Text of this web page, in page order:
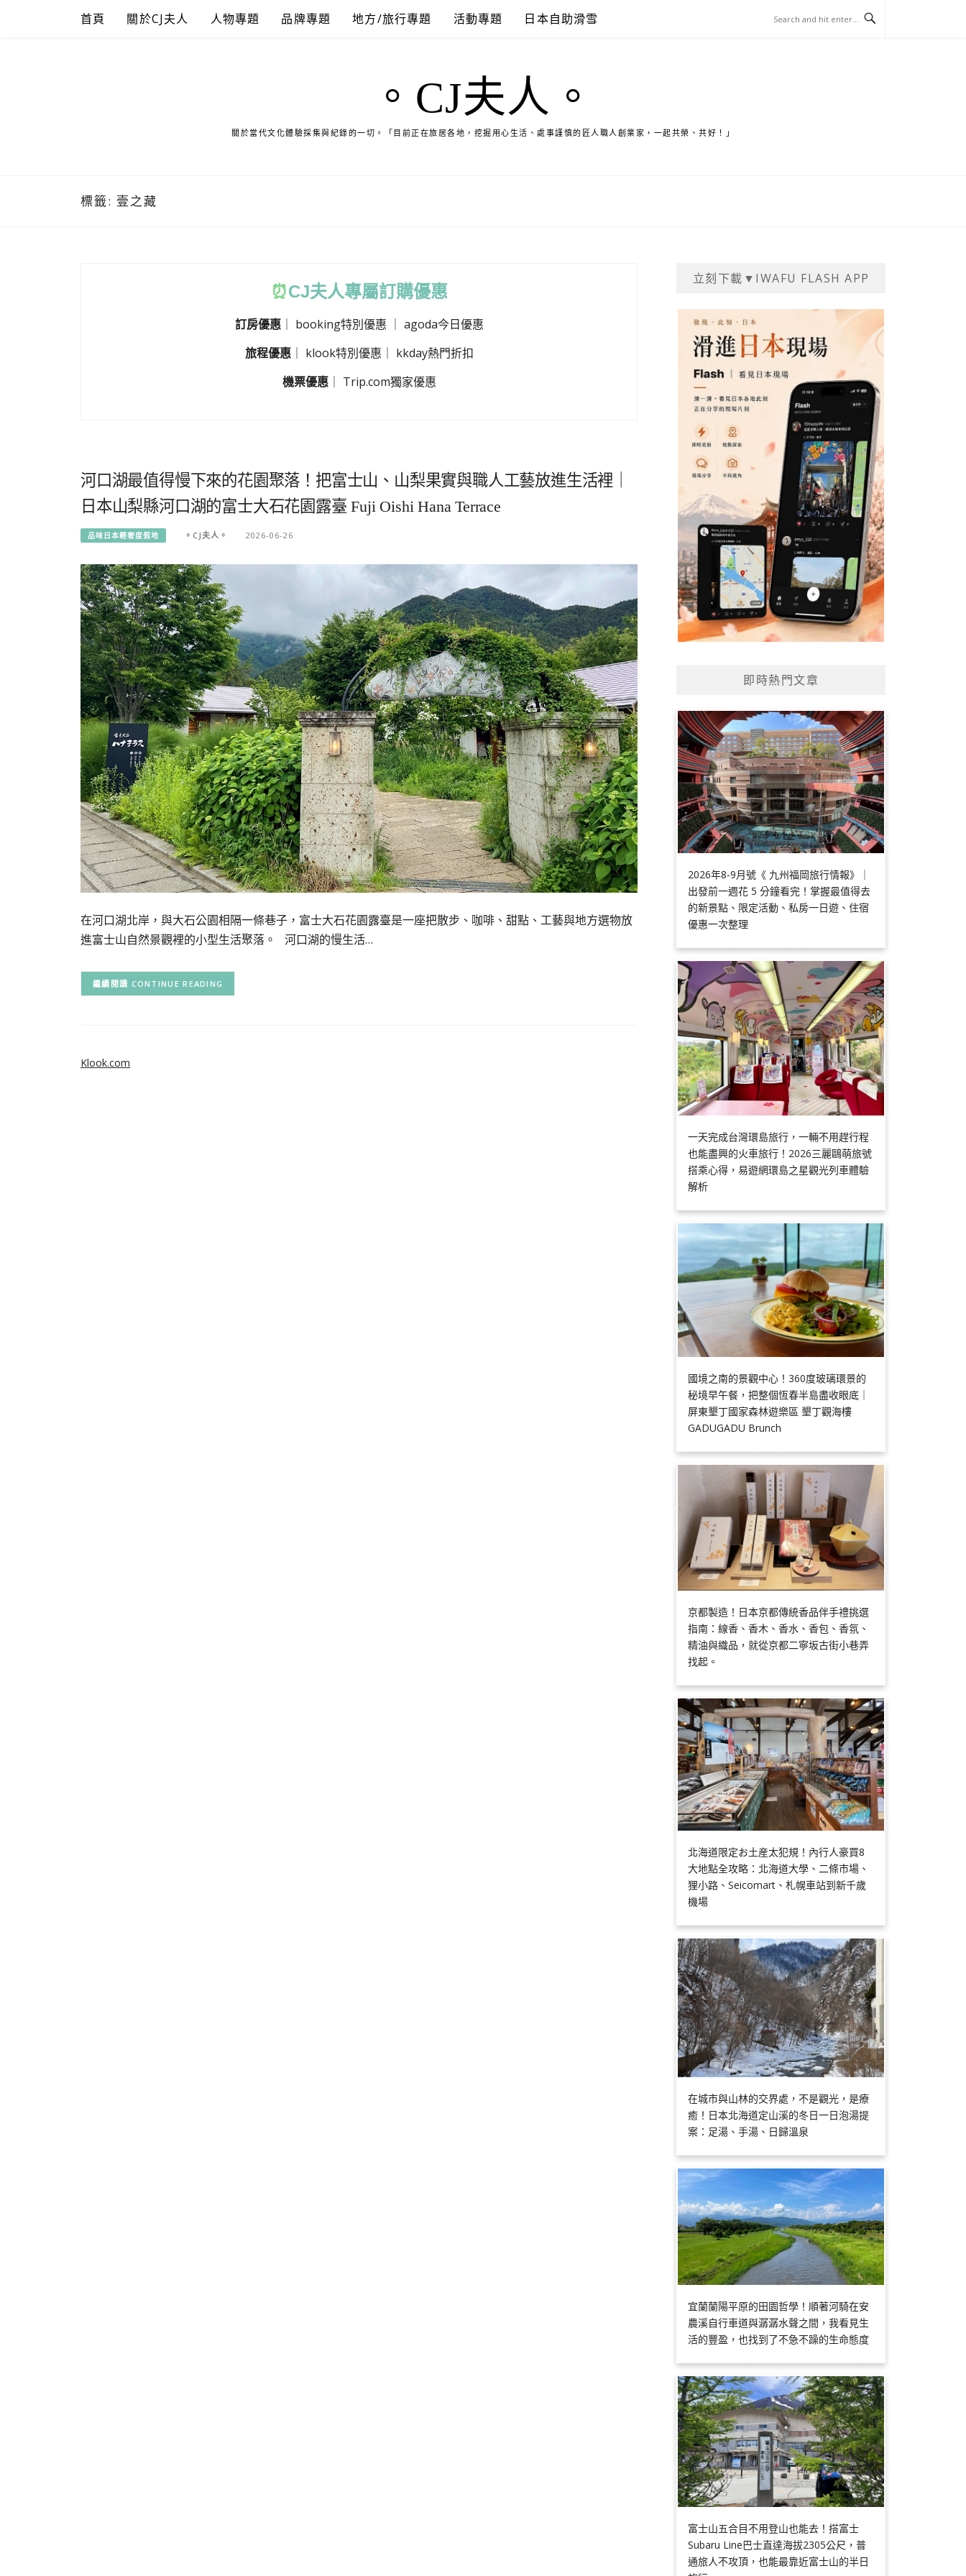
首頁 關於CJ夫人 人物專題 品牌專題 地方/旅行專題 活動專題 日本自助滑雪
。CJ夫人。
關於當代文化體驗採集與紀錄的一切。「目前正在旅居各地，挖掘用心生活、處事謹慎的匠人職人創業家，一起共榮、共好！」
標籤: 壹之藏
⏰CJ夫人專屬訂購優惠
訂房優惠｜ booking特別優惠
agoda今日優惠
旅程優惠｜ klook特別優惠
kkday熱門折扣
機票優惠｜ Trip.com獨家優惠
河口湖最值得慢下來的花園聚落！把富士山、山梨果實與職人工藝放進生活裡｜
日本山梨縣河口湖的富士大石花園露臺 Fuji Oishi Hana Terrace
品味日本輕奢度假地 。CJ夫人。 2026-06-26
在河口湖北岸，與大石公園相隔一條巷子，富士大石花園露臺是一座把散步、咖啡、甜點、工藝與地方選物放
進富士山自然景觀裡的小型生活聚落。 河口湖的慢生活…
CONTINUE READING
立刻下載▼IWAFU FLASH APP
即時熱門文章
2026年8-9月號《 九州福岡旅行情報》｜
出發前一週花 5 分鐘看完！掌握最值得去
的新景點、限定活動、私房一日遊、住宿
優惠一次整理
一天完成台灣環島旅行，一輛不用趕行程
也能盡興的火車旅行！2026三麗鷗萌旅號
搭乘心得，易遊網環島之星觀光列車體驗
解析
國境之南的景觀中心！360度玻璃環景的
秘境早午餐，把整個恆春半島盡收眼底｜
屏東墾丁國家森林遊樂區 墾丁觀海樓
GADUGADU Brunch
京都製造！日本京都傳統香品伴手禮挑選
指南：線香、香木、香水、香包、香氛、
精油與織品，就從京都二寧坂古街小巷弄
找起。
北海道限定お土産太犯規！內行人豪買8
大地點全攻略：北海道大學、二條市場、
狸小路、Seicomart、札幌車站到新千歲
機場
在城市與山林的交界處，不是觀光，是療
癒！日本北海道定山溪的冬日一日泡湯提
案：足湯、手湯、日歸溫泉
宜蘭蘭陽平原的田園哲學！順著河騎在安
農溪自行車道與潺潺水聲之間，我看見生
活的豐盈，也找到了不急不躁的生命態度
富士山五合目不用登山也能去！搭富士
Subaru Line巴士直達海拔2305公尺，普
通旅人不攻頂，也能最靠近富士山的半日
Klook.com